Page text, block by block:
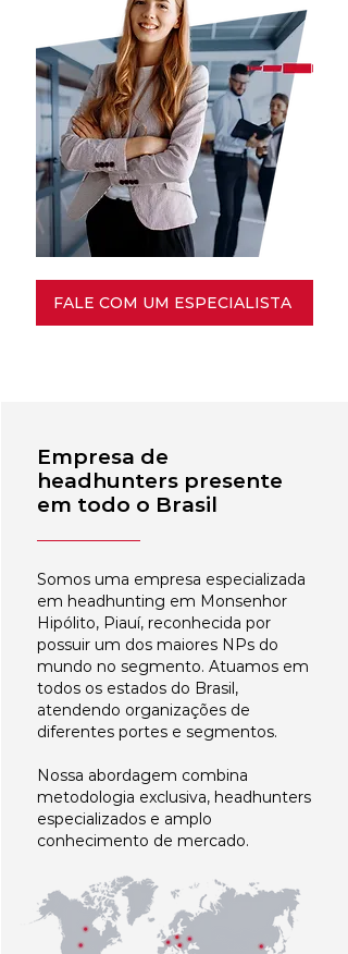
FALE COM UM ESPECIALISTA
Empresa de
headhunters presente
em todo o Brasil
Somos uma empresa especializada
em headhunting em Monsenhor
Hipólito, Piauí, reconhecida por
possuir um dos maiores NPs do
mundo no segmento. Atuamos em
todos os estados do Brasil,
atendendo organizações de
diferentes portes e segmentos.
Nossa abordagem combina
metodologia exclusiva, headhunters
especializados e amplo
conhecimento de mercado.